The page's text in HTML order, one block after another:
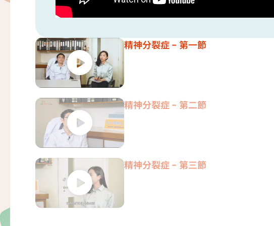
精神分裂症 - 第一節
精神分裂症 - 第二節
精神分裂症 - 第三節